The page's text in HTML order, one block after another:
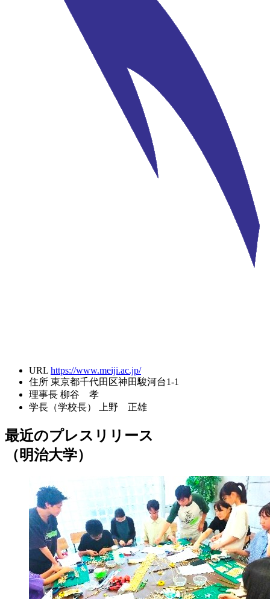
URL https://www.meiji.ac.jp/
住所 東京都千代田区神田駿河台1-1
理事長 柳谷 孝
学長（学校長）
上野 正雄
最近のプレスリリース
（明治大学）